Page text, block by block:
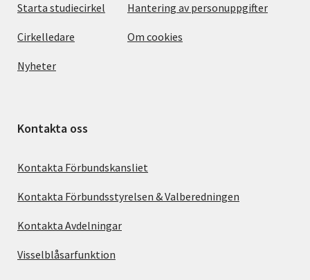
Starta studiecirkel
Cirkelledare
Nyheter
Hantering av personuppgifter
Om cookies
Kontakta oss
Kontakta Förbundskansliet
Kontakta Förbundsstyrelsen & Valberedningen
Kontakta Avdelningar
Visselblåsarfunktion